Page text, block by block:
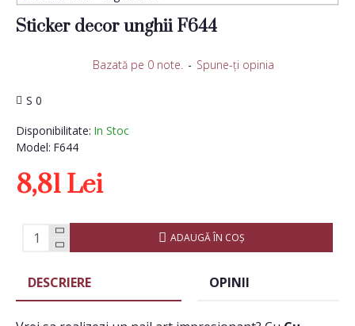
Sticker decor unghii F644
Disponibilitate: In Stoc
Model: F644
S 0
Bazată pe 0 note. - Spune-ţi opinia
8,81 Lei
ADAUGĂ ÎN COŞ
DESCRIERE OPINII